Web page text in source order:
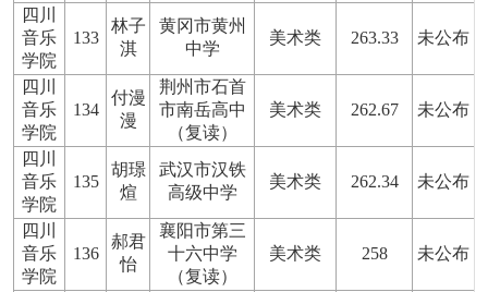
四川
音乐
学院
133
林子
淇
黄冈市黄州
中学
美术类 263.33 未公布
四川
音乐
学院
134
付漫
漫
荆州市石首
市南岳高中
（复读）
美术类 262.67 未公布
四川
音乐
学院
135
胡璟
煊
武汉市汉铁
高级中学
美术类 262.34 未公布
四川
音乐
学院
136
郝君
怡
襄阳市第三
十六中学
（复读）
美术类 258 未公布